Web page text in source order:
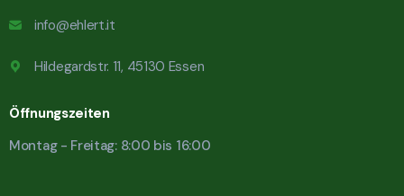
info@ehlert.it
Hildegardstr. 11, 45130 Essen
Öffnungszeiten
Montag - Freitag: 8:00 bis 16:00